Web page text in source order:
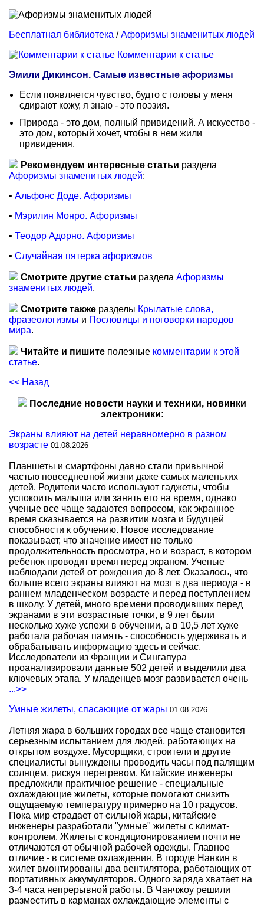
Бесплатная библиотека /Афоризмы знаменитых людей
Комментарии к статье
Эмили Дикинсон. Самые известные афоризмы
Если появляется чувство, будто с головы у меня
сдирают кожу, я знаю - это поэзия.
Природа - это дом, полный привидений. А искусство -
это дом, который хочет, чтобы в нем жили
привидения.
Рекомендуем интересные статьи раздела
Афоризмы знаменитых людей:
▪ Альфонс Доде. Афоризмы
▪ Мэрилин Монро. Афоризмы
▪ Теодор Адорно. Афоризмы
▪ Случайная пятерка афоризмов
Смотрите другие статьи раздела Афоризмы
знаменитых людей.
Смотрите также разделы Крылатые слова,
фразеологизмы и Пословицы и поговорки народов
мира.
Читайте и пишите полезные комментарии к этой
статье.
<< Назад
Последние новости науки и техники, новинки
электроники:
Экраны влияют на детей неравномерно в разном
возрасте 01.08.2026
Планшеты и смартфоны давно стали привычной
частью повседневной жизни даже самых маленьких
детей. Родители часто используют гаджеты, чтобы
успокоить малыша или занять его на время, однако
ученые все чаще задаются вопросом, как экранное
время сказывается на развитии мозга и будущей
способности к обучению. Новое исследование
показывает, что значение имеет не только
продолжительность просмотра, но и возраст, в котором
ребенок проводит время перед экраном. Ученые
наблюдали детей от рождения до 8 лет. Оказалось, что
больше всего экраны влияют на мозг в два периода - в
раннем младенческом возрасте и перед поступлением
в школу. У детей, много времени проводивших перед
экранами в эти возрастные точки, в 9 лет были
несколько хуже успехи в обучении, а в 10,5 лет хуже
работала рабочая память - способность удерживать и
обрабатывать информацию здесь и сейчас.
Исследователи из Франции и Сингапура
проанализировали данные 502 детей и выделили два
ключевых этапа. У младенцев мозг развивается очень
...>>
Умные жилеты, спасающие от жары 01.08.2026
Летняя жара в больших городах все чаще становится
серьезным испытанием для людей, работающих на
открытом воздухе. Мусорщики, строители и другие
специалисты вынуждены проводить часы под палящим
солнцем, рискуя перегревом. Китайские инженеры
предложили практичное решение - специальные
охлаждающие жилеты, которые помогают снизить
ощущаемую температуру примерно на 10 градусов.
Пока мир страдает от сильной жары, китайские
инженеры разработали "умные" жилеты с климат-
контролем. Жилеты с кондиционированием почти не
отличаются от обычной рабочей одежды. Главное
отличие - в системе охлаждения. В городе Нанкин в
жилет вмонтированы два вентилятора, работающих от
портативных аккумуляторов. Одного заряда хватает на
3-4 часа непрерывной работы. В Чанчжоу решили
разместить в карманах охлаждающие элементы с